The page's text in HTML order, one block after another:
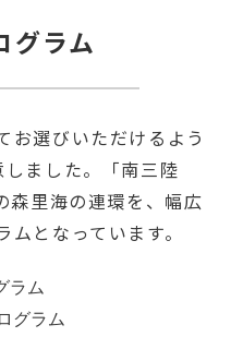
グラム
お選びいただけるよう
ました。「南三陸
森里海の連環を、幅広
となっています。
ラム
グラム